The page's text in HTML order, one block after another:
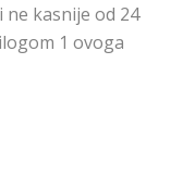
kasnije od 24
1 ovoga